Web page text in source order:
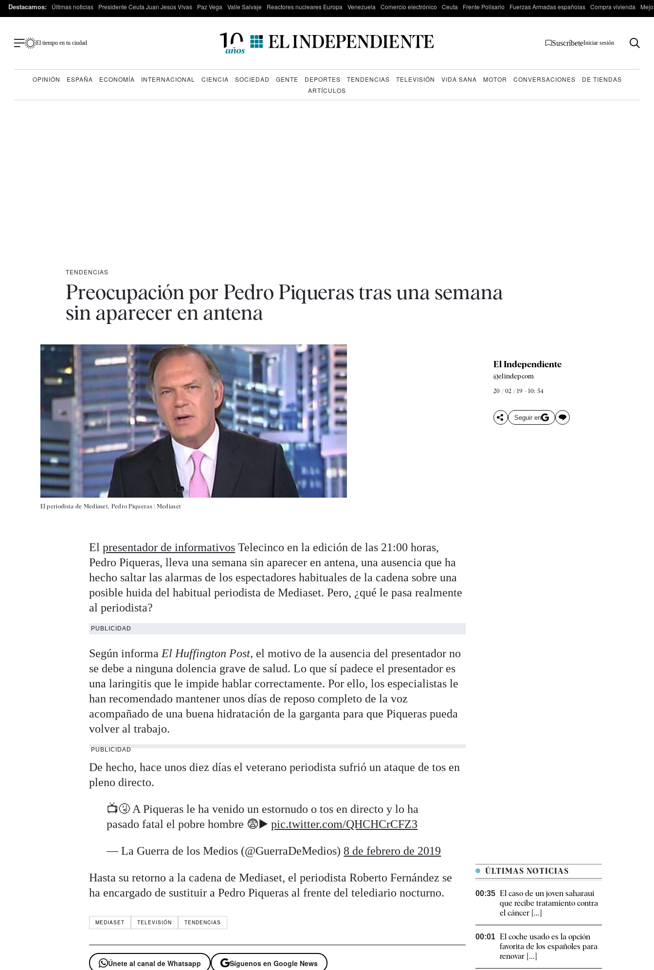
Destacamos: Últimas noticias Presidente Ceuta Juan Jesús Vivas Paz Vega Valle Salvaje Reactores nucleares Europa Venezuela Comercio electrónico Ceuta Frente Polisario Fuerzas Armadas españolas Compra vivienda
El tiempo en tu ciudad SuscríbeteIniciar sesión
OPINIÓN ESPAÑA ECONOMÍA INTERNACIONAL CIENCIA SOCIEDAD GENTE DEPORTES TENDENCIAS TELEVISIÓN VIDA SANA MOTOR CONVERSACIONES
DE TIENDAS
ARTÍCULOS
TENDENCIAS
Preocupación por Pedro Piqueras tras una semana
sin aparecer en antena
El periodista de Mediaset, Pedro Piqueras | Mediaset
El Independiente
@elindepcom
20 / 02 / 19 - 10: 54
Seguir en
Elpresentador de informativos Telecinco en la edición de las 21:00 horas,
Pedro Piqueras, lleva una semana sin aparecer en antena, una ausencia que ha
hecho saltar las alarmas de los espectadores habituales de la cadena sobre una
posible huida del habitual periodista de Mediaset. Pero, ¿qué le pasa realmente
al periodista?
PUBLICIDAD
Según informa El Huffington Post, el motivo de la ausencia del presentador no
se debe a ninguna dolencia grave de salud. Lo que sí padece el presentador es
una laringitis que le impide hablar correctamente. Por ello, los especialistas le
han recomendado mantener unos días de reposo completo de la voz
acompañado de una buena hidratación de la garganta para que Piqueras pueda
volver al trabajo.
PUBLICIDAD
De hecho, hace unos diez días el veterano periodista sufrió un ataque de tos en
pleno directo.
📺🤧 A Piqueras le ha venido un estornudo o tos en directo y lo ha
pasado fatal el pobre hombre 😨▶️pic.twitter.com/QHCHCrCFZ3
— La Guerra de los Medios (@GuerraDeMedios) 8 de febrero de 2019
Hasta su retorno a la cadena de Mediaset, el periodista Roberto Fernández se
ha encargado de sustituir a Pedro Piqueras al frente del telediario nocturno.
MEDIASET TELEVISIÓN TENDENCIAS
Únete al canal de Whatsapp Síguenos en Google News
ÚLTIMAS NOTICIAS
00:35 El caso de un joven saharaui
que recibe tratamiento contra
el cáncer [...]
00:01 El coche usado es la opción
favorita de los españoles para
renovar [...]